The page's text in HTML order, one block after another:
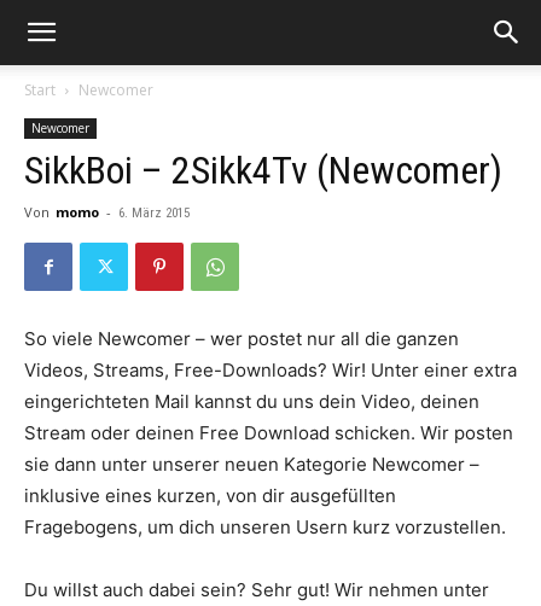
Start Newcomer
Newcomer
SikkBoi – 2Sikk4Tv (Newcomer)
Von momo - 6. März 2015
So viele Newcomer – wer postet nur all die ganzen
Videos, Streams, Free-Downloads? Wir! Unter einer extra
eingerichteten Mail kannst du uns dein Video, deinen
Stream oder deinen Free Download schicken. Wir posten
sie dann unter unserer neuen Kategorie Newcomer –
inklusive eines kurzen, von dir ausgefüllten
Fragebogens, um dich unseren Usern kurz vorzustellen.
Du willst auch dabei sein? Sehr gut! Wir nehmen unter